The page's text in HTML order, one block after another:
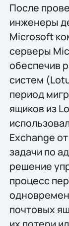
После
инженеры
Microsoft
серверы
обеспечив
систем
период
ящиков из
Exchange
задачи по
решение
процесс
почтовых